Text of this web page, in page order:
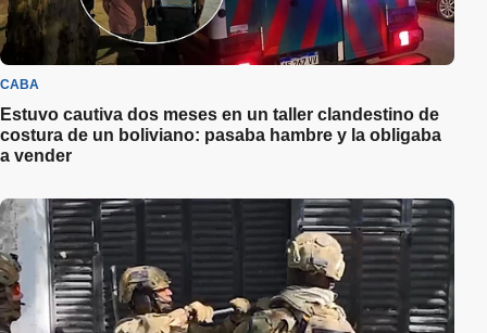
CABA
Estuvo cautiva dos meses en un taller clandestino de
costura de un boliviano: pasaba hambre y la obligaba
a vender